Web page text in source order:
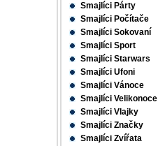
Smajlíci Párty
Smajlíci Počítače
Smajlíci Sokovaní
Smajlíci Sport
Smajlíci Starwars
Smajlíci Ufoni
Smajlíci Vánoce
Smajlíci Velikonoce
Smajlíci Vlajky
Smajlíci Značky
Smajlíci Zvířata